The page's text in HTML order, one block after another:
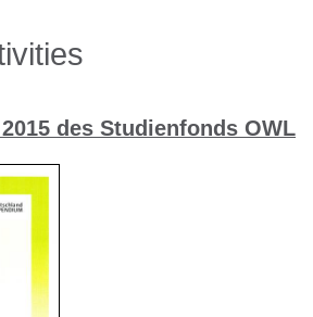
des Studienfonds OWL